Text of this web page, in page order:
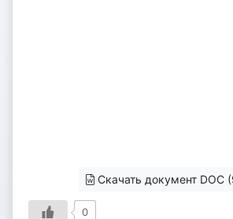
Скачать документ DOC
0